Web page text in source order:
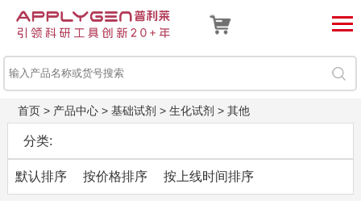
首页> 产品中心> 基础试剂 > 生化试剂 > 其他
分类:
默认排序 按价格排序 按上线时间排序